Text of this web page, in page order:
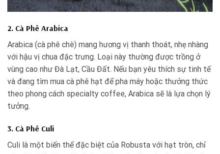
2. Cà Phê Arabica
Arabica (cà phê chè) mang hương vị thanh thoát, nhẹ nhàng
với hậu vị chua đặc trưng. Loại này thường được trồng ở
vùng cao như Đà Lạt, Cầu Đất. Nếu bạn yêu thích sự tinh tế
và đang tìm mua cà phê hạt để pha máy hoặc thưởng thức
theo phong cách specialty coffee, Arabica sẽ là lựa chọn lý
tưởng.
3. Cà Phê Culi
Culi là một biến thể đặc biệt của Robusta với hạt tròn, chỉ